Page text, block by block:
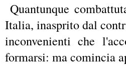
Quantunque
Italia, inasprito dal
inconvenienti che
formarsi: ma comincia